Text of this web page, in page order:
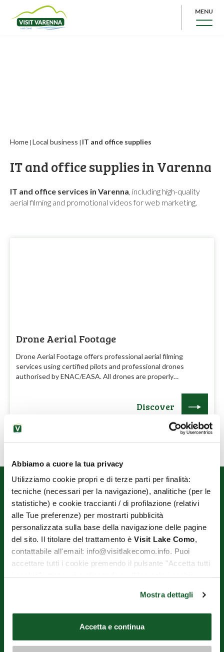
Abbiamo a cuore la tua privacy
Utilizziamo cookie propri e di terze parti per finalità:
tecniche (necessari per la navigazione), analitiche (per le
statistiche) e cookie traccianti / di profilazione (relativi
alle Tue preferenze) per mostrarti pubblicità
personalizzata sulla base della navigazione delle pagine
del sito. Il titolare del trattamento è Visit Lake Como,
contattabile all'email: info@visitlakecomo.info. Puoi
accettare tutti i cookie premendo il pulsante "Accetta tutti
"Personalizza". Al fine di revocare il consenso prestato e
visualizzare le informazioni complete sul trattamento dei
"gestione cookie"
cookie.
Mostra dettagli
Accetta e continua
MENU
Home | Local business | IT and office supplies
IT and office supplies in Varenna
IT and office services in Varenna, including high-quality
aerial filming and promotional videos for web marketing.
Drone Aerial Footage
Drone Aerial Footage offers professional aerial filming
services using certified pilots and professional drones
authorised by ENAC/EASA. All drones are properly…
Discover
OPERATORI TURISTICI DI VARENNA E PERLEDO ENTE DEL
TERZO SETTORE
Via Imbarcadero, 1 - 23829 Varenna (LC)
Website financed entirely by the Lombardy Region under the